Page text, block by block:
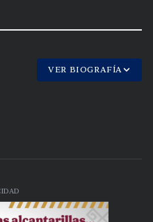
VER BIOGRAFÍA